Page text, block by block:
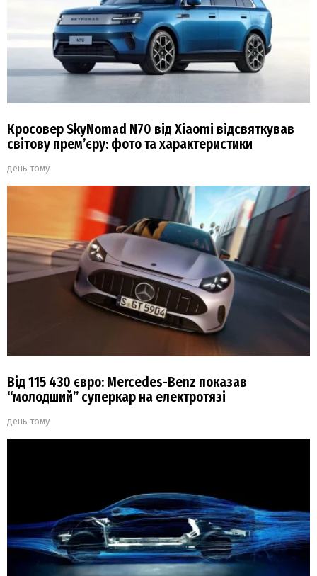
Кросовер SkyNomad N70 від Xiaomi відсвяткував
світову прем’єру: фото та характеристики
день тому
Від 115 430 євро: Mercedes-Benz показав
“молодший” суперкар на електротязі
день тому